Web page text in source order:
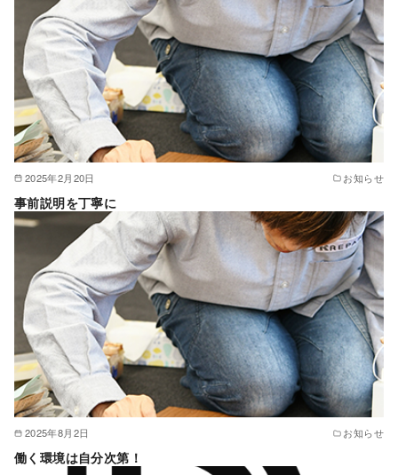
2025年2月20日 お知らせ
事前説明を丁寧に
2025年8月2日 お知らせ
働く環境は自分次第！